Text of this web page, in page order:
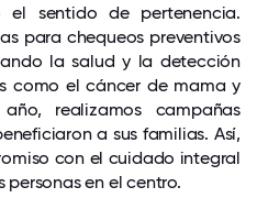
el sentido de pertenencia.
para chequeos preventivos
la salud y la detección
como el cáncer de mama y
realizamos campañas
a sus familias. Así,
con el cuidado integral
en el centro.